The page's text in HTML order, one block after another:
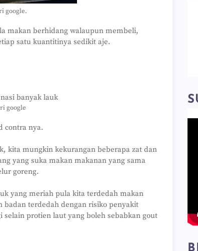
google.
makan berhidang walaupun membeli,
satu kuantitinya sedikit aje.
google
contra nya.
kita mungkin kekurangan beberapa zat dan
yang suka makan makanan yang sama
goreng.
yang meriah pula kita terdedah makan
badan terdedah dengan risiko penyakit
protien laut yang boleh sebabkan gout